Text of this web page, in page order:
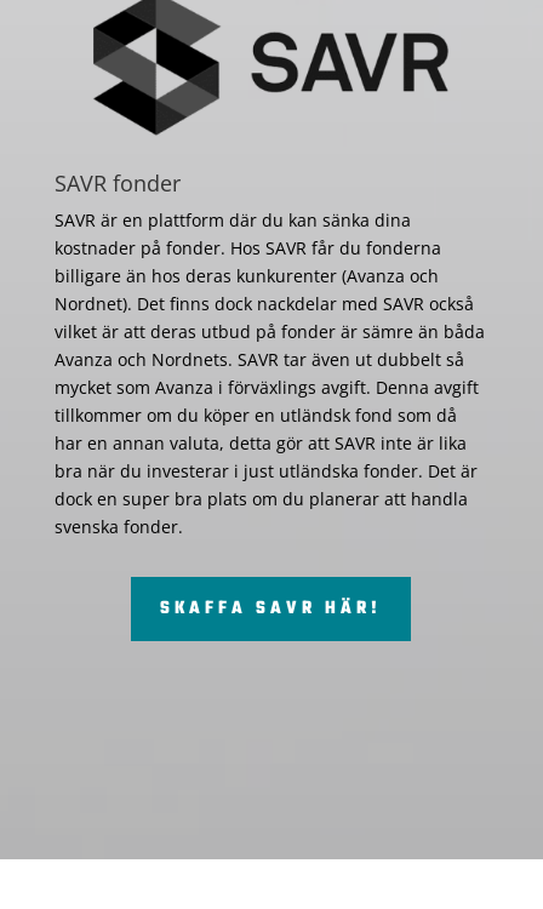
SAVR fonder
SAVR är en plattform där du kan sänka dina
kostnader på fonder. Hos SAVR får du fonderna
billigare än hos deras kunkurenter (Avanza och
Nordnet). Det finns dock nackdelar med SAVR också
vilket är att deras utbud på fonder är sämre än båda
Avanza och Nordnets. SAVR tar även ut dubbelt så
mycket som Avanza i förväxlings avgift. Denna avgift
tillkommer om du köper en utländsk fond som då
har en annan valuta, detta gör att SAVR inte är lika
bra när du investerar i just utländska fonder. Det är
dock en super bra plats om du planerar att handla
svenska fonder.
SKAFFA SAVR HÄR!